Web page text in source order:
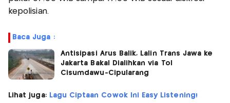
kepolisian.
Baca Juga :
Antisipasi Arus Balik, Lalin Trans Jawa ke
Jakarta Bakal Dialihkan via Tol
Cisumdawu-Cipularang
Lihat juga: Lagu Ciptaan Cowok Ini Easy Listening!